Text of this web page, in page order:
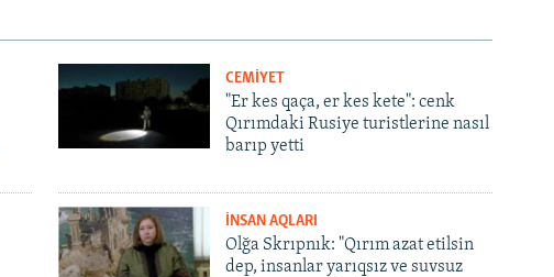
CEMİYET
"Er kes qaça, er kes kete": cenk
Qırımdaki Rusiye turistlerine nasıl
barıp yetti
İNSAN AQLARI
Olğa Skrıpnık: "Qırım azat etilsin
dep, insanlar yarıqsız ve suvsuz